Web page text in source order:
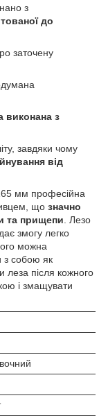
з
до
заточену
виконана з
завдяки чому
від
мм професійна
що значно
та прищепи . Лезо
змогу легко
можна
з собою як
леза після кожного
і змащувати